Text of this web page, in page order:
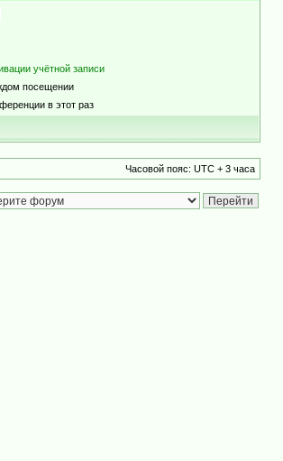
учётной записи
посещении
в этот раз
Часовой пояс: UTC + 3 часа